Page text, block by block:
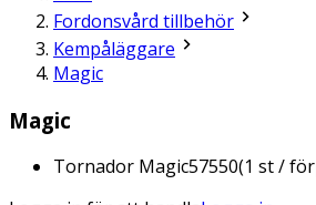
Fordonsvård tillbehör
Kempåläggare
Magic
Magic
Tornador Magic57550(1 st /